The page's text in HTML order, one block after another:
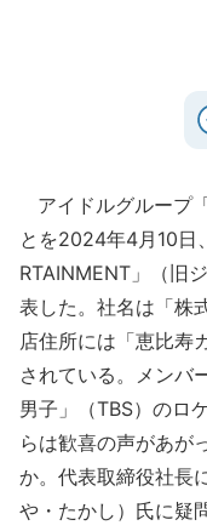
アイドルグループ
とを2024年4月10日
RTAINMENT」（旧
表した。社名は「株
店住所には「恵比寿
されている。メンバ
男子」（TBS）のロ
らは歓喜の声があが
か。代表取締役社長
や・たかし）氏に疑